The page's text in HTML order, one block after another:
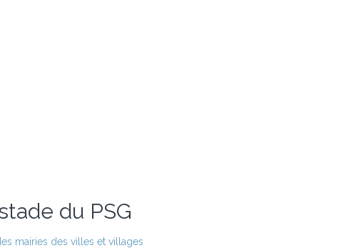
du PSG
mairies des villes et villages